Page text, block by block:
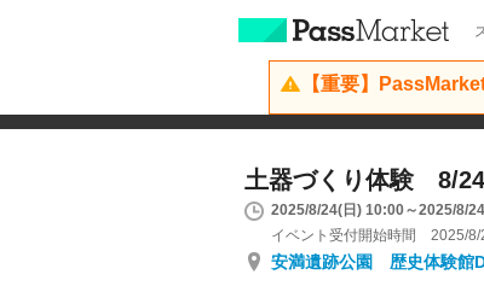
【重要】
土器づくり体験 8/
2025/8/24(日) 10:00～2025/8/
イベント受付開始時間 2025/8/
安満遺跡公園 歴史体験館